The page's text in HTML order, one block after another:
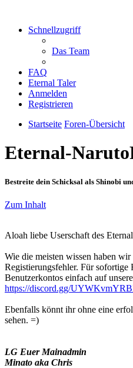
Schnellzugriff
Das Team
FAQ
Eternal Taler
Anmelden
Registrieren
Startseite Foren-Übersicht
Eternal-
Bestreite dein Schicksal als Shinobi
Zum Inhalt
Aloah liebe Userschaft des
Wie die meisten wissen haben
Registierungsfehler. Für sofortige
Benutzerkontos einfach auf
https://discord.gg/
Ebenfalls könnt ihr ohne eine
sehen. =)
LG Euer Mainadmin
Minato aka Chris